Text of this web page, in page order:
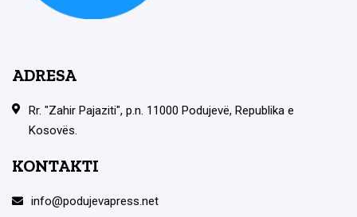
ADRESA
Rr. "Zahir Pajaziti", p.n. 11000 Podujevë, Republika e
Kosovës.
KONTAKTI
info@podujevapress.net